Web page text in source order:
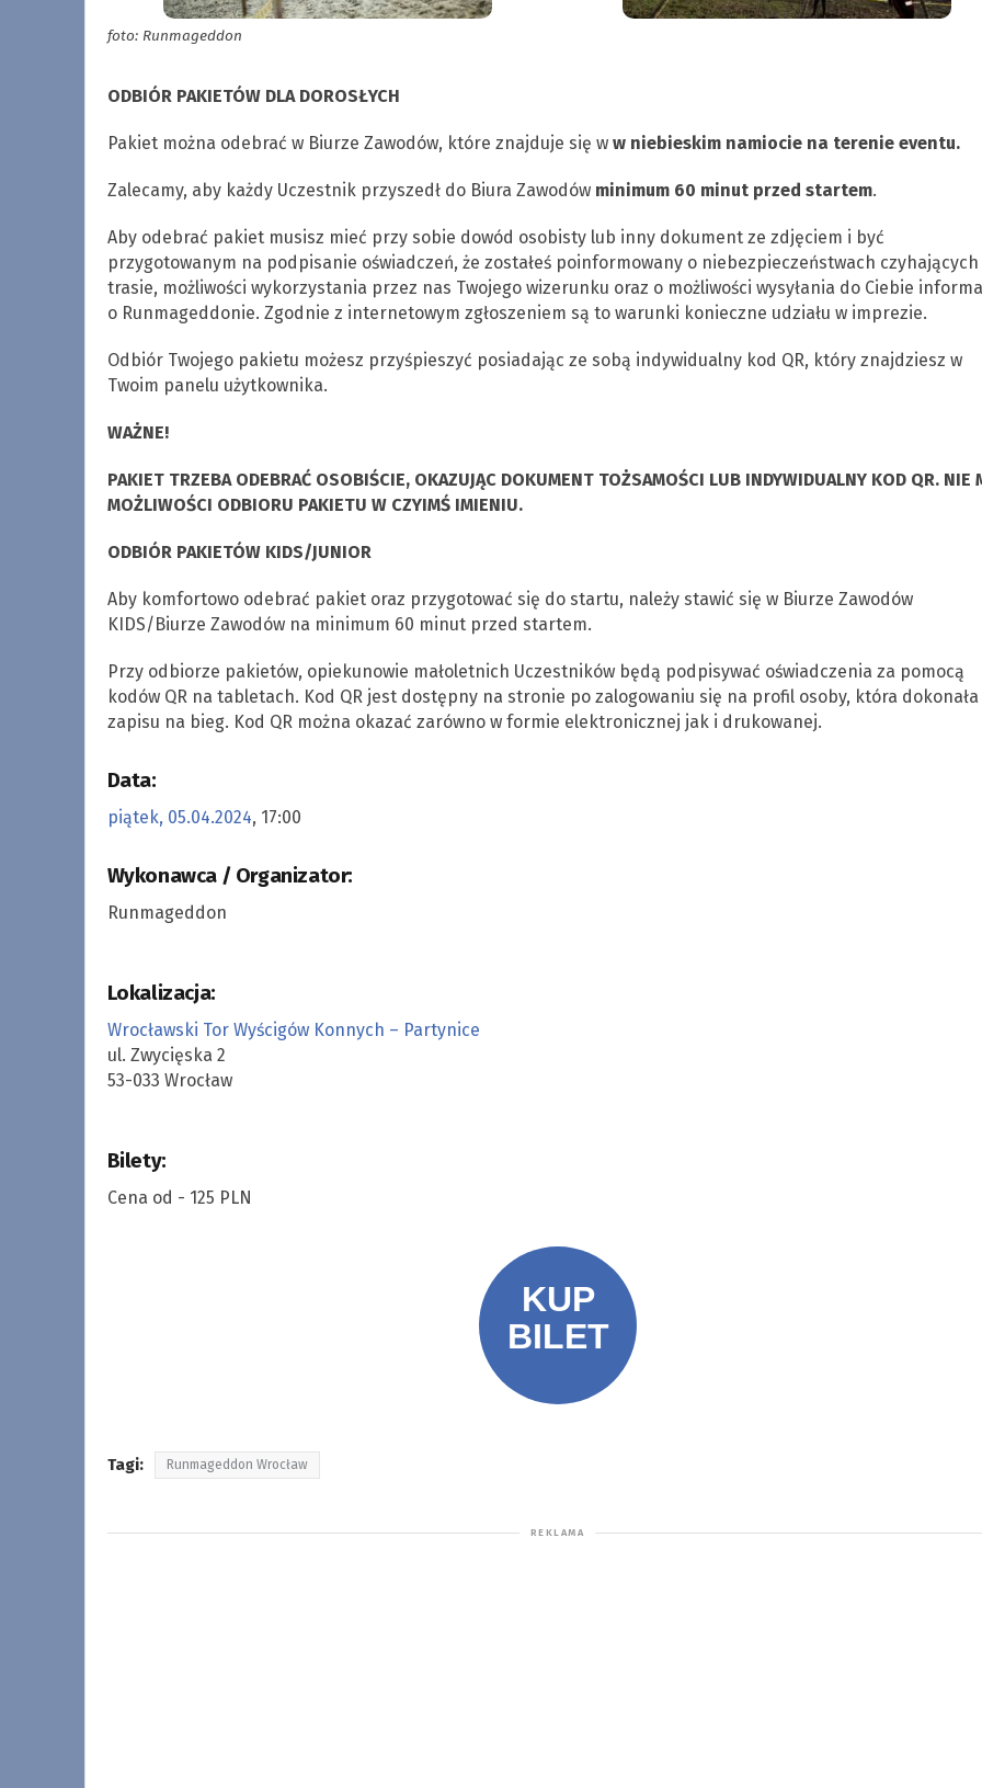
foto: Runmageddon
ODBIÓR PAKIETÓW DLA DOROSŁYCH
Pakiet można odebrać w Biurze Zawodów, które znajduje się w w niebieskim namiocie na terenie eventu.
Zalecamy, aby każdy Uczestnik przyszedł do Biura Zawodów minimum 60 minut przed startem.
Aby odebrać pakiet musisz mieć przy sobie dowód osobisty lub inny dokument ze zdjęciem i być
przygotowanym na podpisanie oświadczeń, że zostałeś poinformowany o niebezpieczeństwach
trasie, możliwości wykorzystania przez nas Twojego wizerunku oraz o możliwości wysyłania do Ciebie
o Runmageddonie. Zgodnie z internetowym zgłoszeniem są to warunki konieczne udziału w imprezie.
Odbiór Twojego pakietu możesz przyśpieszyć posiadając ze sobą indywidualny kod QR, który znajdziesz w
Twoim panelu użytkownika.
WAŻNE!
PAKIET TRZEBA ODEBRAĆ OSOBIŚCIE, OKAZUJĄC DOKUMENT TOŻSAMOŚCI LUB INDYWIDUALNY KOD QR. NIE
MOŻLIWOŚCI ODBIORU PAKIETU W CZYIMŚ IMIENIU.
ODBIÓR PAKIETÓW KIDS/JUNIOR
Aby komfortowo odebrać pakiet oraz przygotować się do startu, należy stawić się w Biurze Zawodów
KIDS/Biurze Zawodów na minimum 60 minut przed startem.
Przy odbiorze pakietów, opiekunowie małoletnich Uczestników będą podpisywać oświadczenia za pomocą
kodów QR na tabletach. Kod QR jest dostępny na stronie po zalogowaniu się na profil osoby, która dokonała
zapisu na bieg. Kod QR można okazać zarówno w formie elektronicznej jak i drukowanej.
Data:
piątek, 05.04.2024, 17:00
Wykonawca / Organizator:
Runmageddon
Lokalizacja:
Wrocławski Tor Wyścigów Konnych – Partynice
ul. Zwycięska 2
53-033 Wrocław
Bilety:
Cena od - 125 PLN
Tagi: Runmageddon Wrocław